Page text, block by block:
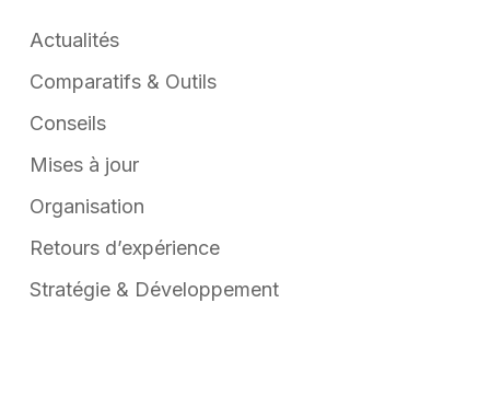
Actualités
Comparatifs & Outils
Conseils
Mises à jour
Organisation
Retours d’expérience
Stratégie & Développement